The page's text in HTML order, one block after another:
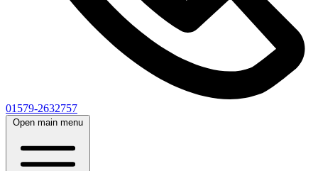
01579-2632757
Open main menu